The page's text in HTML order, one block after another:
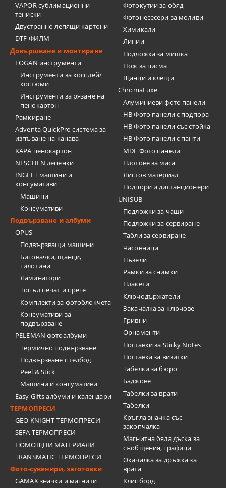
VAPOR сублимационни
тениски
Двустранно лепящи картони
DTF ФИЛМ
Довършване и монтиране
LOGAN инструменти
Инструменти за косплей/
костюми
Инструменти за рязане на
пенокартон
Рамкиране
Adventa QuickPro система за
изпъване на канава
KAPA пенокартон
NESCHEN лепенки
INGLET машини и
консумативи
Машини
Консумативи
Подвързване и албуми
OPUS
Подвързващи машини
Биговачки, щанци,
гилотини
Ламинатори
Топъл печат и преге
Комплекти за фотоблокчета
Консумативи за
подвързване
PELEMAN фотоалбуми
Термично подвързване
Подвързване с телбод
Peel & Stick
Машини и консумативи
Easy Gifts албуми и календари
ТЕРМОПРЕСИ
GEO KNIGHT ТЕРМОПРЕСИ
SEFA ТЕРМОПРЕСИ
ПОМОЩНИ МАТЕРИАЛИ
TRANSMATIC ТЕРМОПРЕСИ
Фото-сувенири, заготовки
GAMAX значки и магнити
Фотокутии за обяд
Фотонесесери за моливи
Химикали
Линии
Подложка за мишка
Нож за писма
Щанци и клещи
ChromaLuxe
Алуминиеви фото панели
HB Фото панели с подпора
HB Фото панели със стойка
HB Фото панели с панти
MDF Фото панели
Плотове за маса
Листов материал
Подпори и дистанционери
UNISUB
Подложки за чаши
Подложки за сервиране
Табли за сервиране
Часовници
Пъзели
Рамки за снимки
Плакети
Ключодържатели
Закачалка за ключове
Гривни
Орнаменти
Поставки за Sticky Notes
Поставка за визитки
Tабелки за бюро
Баджове
Табелки за врати
Табелки
Кръгла значка със
закопчалка
Магнитна бяла дъска за
съобщения, графици
Окачалка за дръжка за
врата
Клипборд